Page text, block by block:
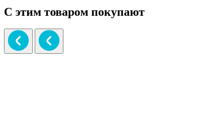
С этим товаром покупают